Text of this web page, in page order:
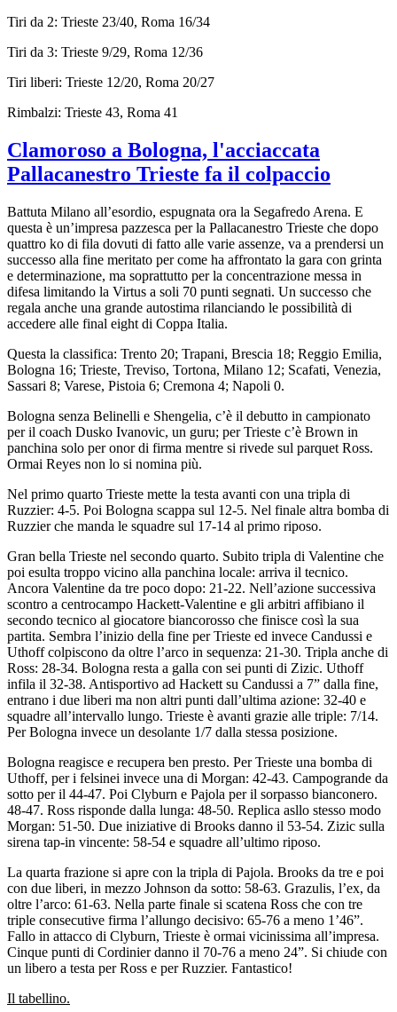
Tiri da 2: Trieste 23/40, Roma 16/34
Tiri da 3: Trieste 9/29, Roma 12/36
Tiri liberi: Trieste 12/20, Roma 20/27
Rimbalzi: Trieste 43, Roma 41
Clamoroso a Bologna, l'acciaccata
Pallacanestro Trieste fa il colpaccio
Battuta Milano all’esordio, espugnata ora la Segafredo Arena. E
questa è un’impresa pazzesca per la Pallacanestro Trieste che dopo
quattro ko di fila dovuti di fatto alle varie assenze, va a prendersi un
successo alla fine meritato per come ha affrontato la gara con grinta
e determinazione, ma soprattutto per la concentrazione messa in
difesa limitando la Virtus a soli 70 punti segnati. Un successo che
regala anche una grande autostima rilanciando le possibilità di
accedere alle final eight di Coppa Italia.
Questa la classifica: Trento 20; Trapani, Brescia 18; Reggio Emilia,
Bologna 16; Trieste, Treviso, Tortona, Milano 12; Scafati, Venezia,
Sassari 8; Varese, Pistoia 6; Cremona 4; Napoli 0.
Bologna senza Belinelli e Shengelia, c’è il debutto in campionato
per il coach Dusko Ivanovic, un guru; per Trieste c’è Brown in
panchina solo per onor di firma mentre si rivede sul parquet Ross.
Ormai Reyes non lo si nomina più.
Nel primo quarto Trieste mette la testa avanti con una tripla di
Ruzzier: 4-5. Poi Bologna scappa sul 12-5. Nel finale altra bomba di
Ruzzier che manda le squadre sul 17-14 al primo riposo.
Gran bella Trieste nel secondo quarto. Subito tripla di Valentine che
poi esulta troppo vicino alla panchina locale: arriva il tecnico.
Ancora Valentine da tre poco dopo: 21-22. Nell’azione successiva
scontro a centrocampo Hackett-Valentine e gli arbitri affibiano il
secondo tecnico al giocatore biancorosso che finisce così la sua
partita. Sembra l’inizio della fine per Trieste ed invece Candussi e
Uthoff colpiscono da oltre l’arco in sequenza: 21-30. Tripla anche di
Ross: 28-34. Bologna resta a galla con sei punti di Zizic. Uthoff
infila il 32-38. Antisportivo ad Hackett su Candussi a 7” dalla fine,
entrano i due liberi ma non altri punti dall’ultima azione: 32-40 e
squadre all’intervallo lungo. Trieste è avanti grazie alle triple: 7/14.
Per Bologna invece un desolante 1/7 dalla stessa posizione.
Bologna reagisce e recupera ben presto. Per Trieste una bomba di
Uthoff, per i felsinei invece una di Morgan: 42-43. Campogrande da
sotto per il 44-47. Poi Clyburn e Pajola per il sorpasso bianconero.
48-47. Ross risponde dalla lunga: 48-50. Replica asllo stesso modo
Morgan: 51-50. Due iniziative di Brooks danno il 53-54. Zizic sulla
sirena tap-in vincente: 58-54 e squadre all’ultimo riposo.
La quarta frazione si apre con la tripla di Pajola. Brooks da tre e poi
con due liberi, in mezzo Johnson da sotto: 58-63. Grazulis, l’ex, da
oltre l’arco: 61-63. Nella parte finale si scatena Ross che con tre
triple consecutive firma l’allungo decisivo: 65-76 a meno 1’46”.
Fallo in attacco di Clyburn, Trieste è ormai vicinissima all’impresa.
Cinque punti di Cordinier danno il 70-76 a meno 24”. Si chiude con
un libero a testa per Ross e per Ruzzier. Fantastico!
Il tabellino.